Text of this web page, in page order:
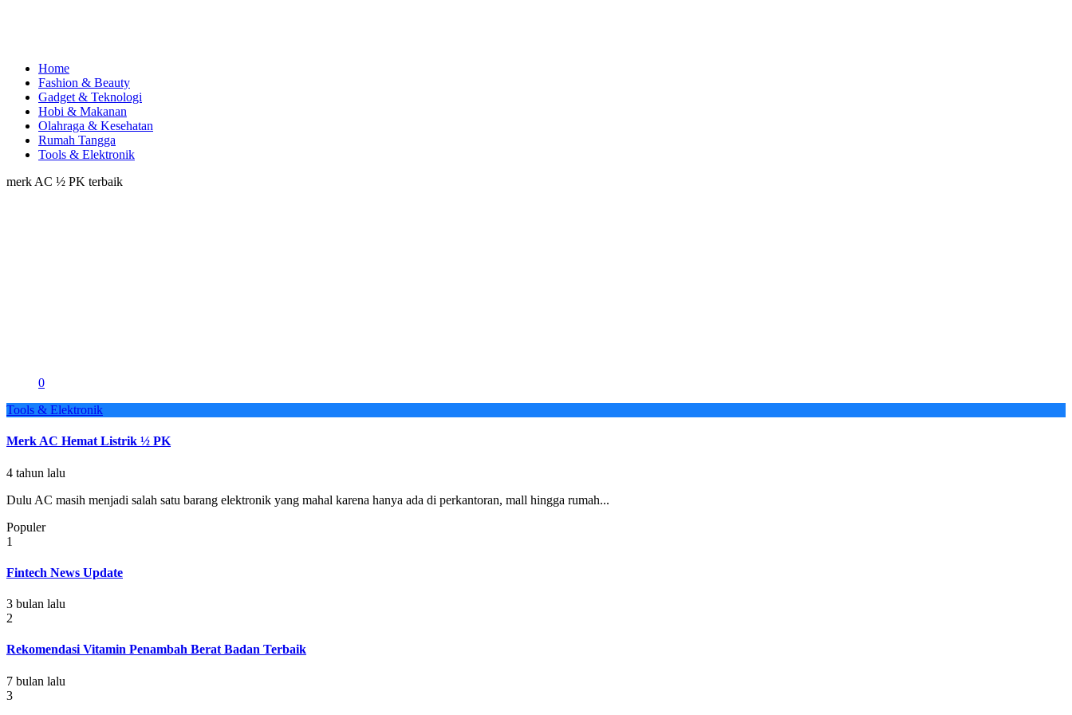
Home
Fashion & Beauty
Gadget & Teknologi
Hobi & Makanan
Olahraga & Kesehatan
Rumah Tangga
Tools & Elektronik
merk AC ½ PK terbaik
0
Tools & Elektronik
Merk AC Hemat Listrik ½ PK
4 tahun lalu
Dulu AC masih menjadi salah satu barang elektronik yang mahal karena hanya ada di perkantoran, mall hingga rumah...
Populer
1
Fintech News Update
3 bulan lalu
2
Rekomendasi Vitamin Penambah Berat Badan Terbaik
7 bulan lalu
3